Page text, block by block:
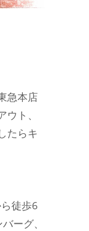
急本店
ト、
たらキ
徒歩6
ーグ、